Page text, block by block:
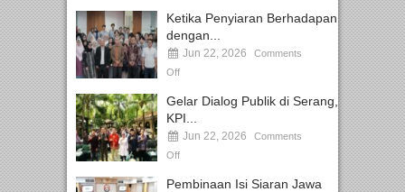
Ketika Penyiaran Berhadapan
dengan...
Jun 22, 2026
Comments
Off
Gelar Dialog Publik di Serang,
KPI...
Jun 22, 2026
Comments
Off
Pembinaan Isi Siaran Jawa